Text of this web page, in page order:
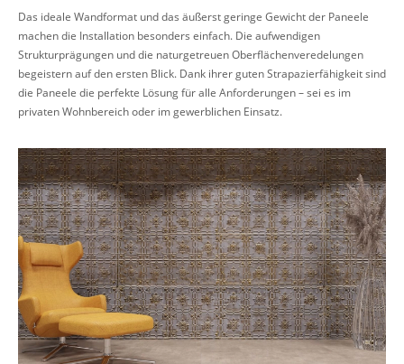
Das ideale Wandformat und das äußerst geringe Gewicht der Paneele
machen die Installation besonders einfach. Die aufwendigen
Strukturprägungen und die naturgetreuen Oberflächenveredelungen
begeistern auf den ersten Blick. Dank ihrer guten Strapazierfähigkeit sind
die Paneele die perfekte Lösung für alle Anforderungen – sei es im
privaten Wohnbereich oder im gewerblichen Einsatz.